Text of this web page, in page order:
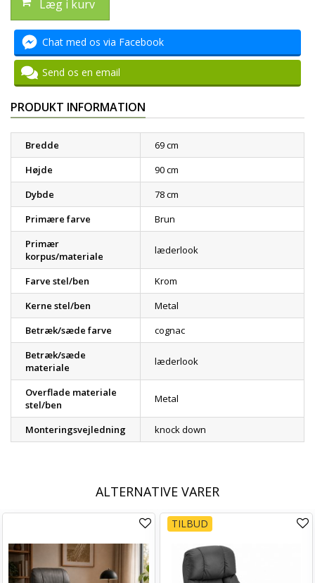
Læg i kurv
Chat med os via Facebook
Send os en email
PRODUKT INFORMATION
Bredde
69 cm
Højde
90 cm
Dybde
78 cm
Primære farve
Brun
Primær
korpus/materiale
læderlook
Farve stel/ben
Krom
Kerne stel/ben
Metal
Betræk/sæde farve
cognac
Betræk/sæde
materiale
læderlook
Overflade materiale
stel/ben
Metal
Monteringsvejledning knock down
ALTERNATIVE VARER
TILBUD